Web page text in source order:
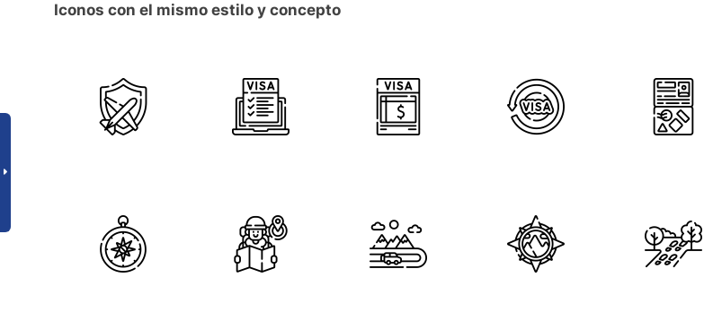
Iconos con el mismo estilo y concepto